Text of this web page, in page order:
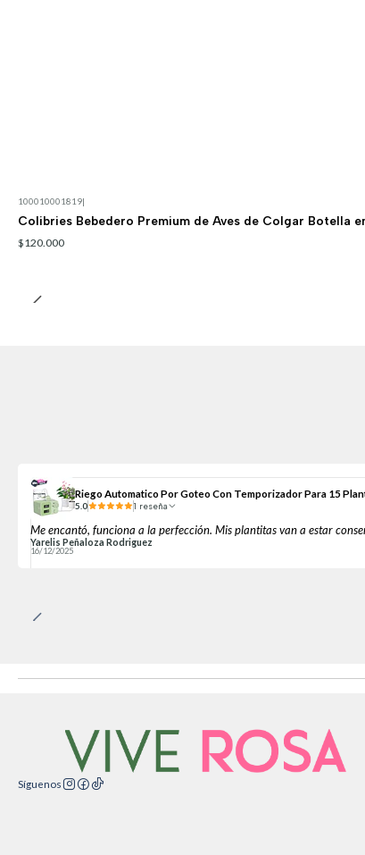
100010001819|
Colibries Bebedero Premium de Aves de Colgar Botella
$120.000
Riego Automatico Por Goteo Con Temporizador Para 15
5.0 1 reseña
Me encantó, funciona a la perfección. Mis plantitas van a estar
Yarelis Peñaloza Rodriguez
16/12/2025
Síguenos